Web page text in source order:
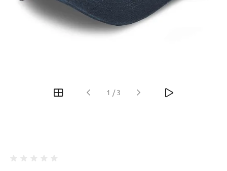
1 / 3